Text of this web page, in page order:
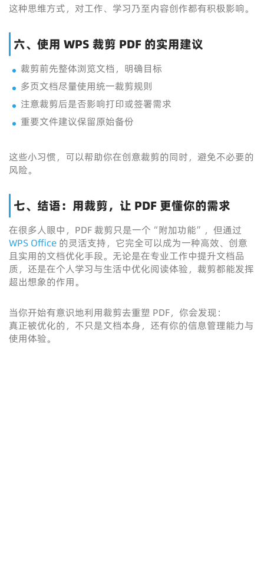
这种思维方式，对工作、学习乃至内容创作都有积极影响。
六、使用 WPS 裁剪 PDF 的实用建议
裁剪前先整体浏览文档，明确目标
多页文档尽量使用统一裁剪规则
注意裁剪后是否影响打印或签署需求
重要文件建议保留原始备份
这些小习惯，可以帮助你在创意裁剪的同时，避免不必要的
风险。
七、结语：用裁剪，让 PDF 更懂你的需求
在很多人眼中，PDF 裁剪只是一个“附加功能”，但通过
WPS Office 的灵活支持，它完全可以成为一种高效、创意
且实用的文档优化手段。无论是在专业工作中提升文档品
质，还是在个人学习与生活中优化阅读体验，裁剪都能发挥
超出想象的作用。
当你开始有意识地利用裁剪去重塑 PDF，你会发现：
真正被优化的，不只是文档本身，还有你的信息管理能力与
使用体验。